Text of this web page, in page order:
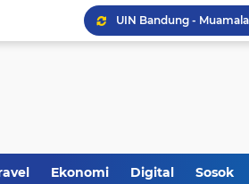
Ekonomi Digital Sosok